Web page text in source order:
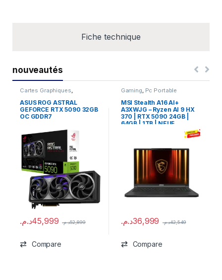
Fiche technique
nouveautés
Cartes Graphiques,
ASUS ROG ASTRAL
GEFORCE RTX 5090 32GB
OC GDDR7
45,999د.م. 52,899د.م.
Compare
Gaming, Pc Portable
MSI Stealth A16 AI+
A3XWJG – Ryzen AI 9 HX
370 | RTX 5090 24GB |
64GB | 1TB | NEUF
36,999د.م. 42,549د.م.
Compare